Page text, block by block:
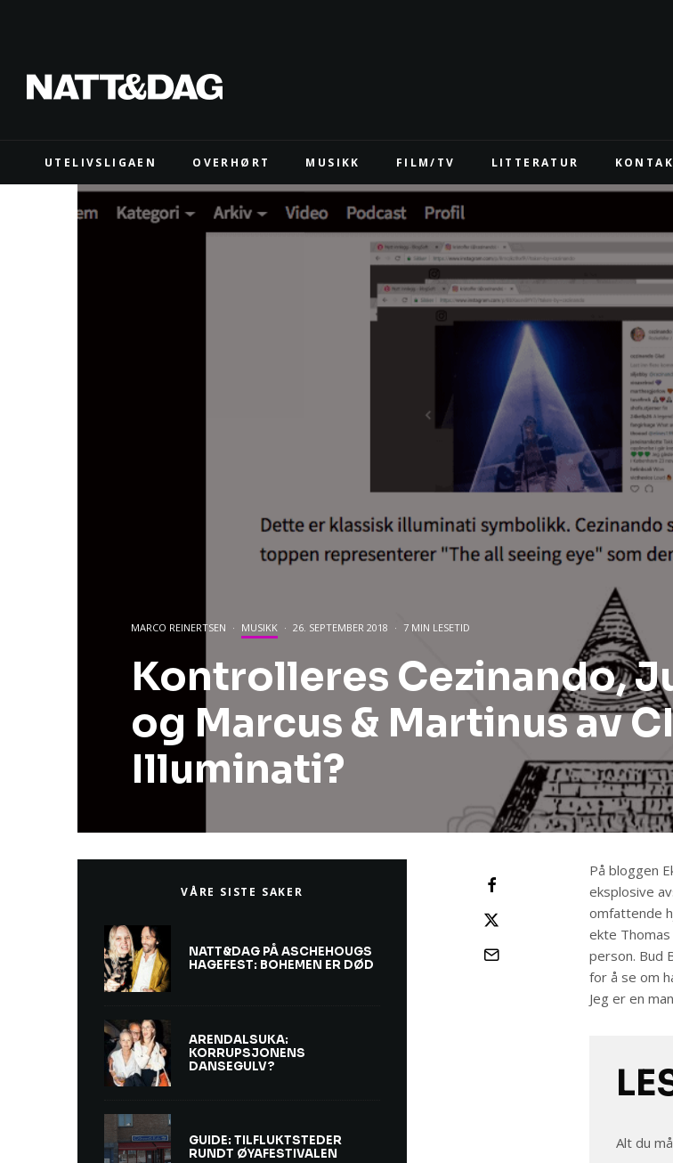
UTELIVSLIGAEN OVERHØRT MUSIKK FILM/TV LITTERATUR
MARCO REINERTSEN · MUSIKK · 26. SEPTEMBER 2018 · 7 MIN LESETID
Kontrolleres Cezinando,
og Marcus & Martinus av
Illuminati?
På bloggen
eksplosive
omfattende
ekte
person. Bud
for å se om
Jeg er en
Alt du
VÅRE SISTE SAKER
NATT&DAG PÅ ASCHEHOUGS
HAGEFEST: BOHEMEN ER DØD
ARENDALSUKA:
KORRUPSJONENS
DANSEGULV?
GUIDE: TILFLUKTSTEDER
RUNDT ØYAFESTIVALEN